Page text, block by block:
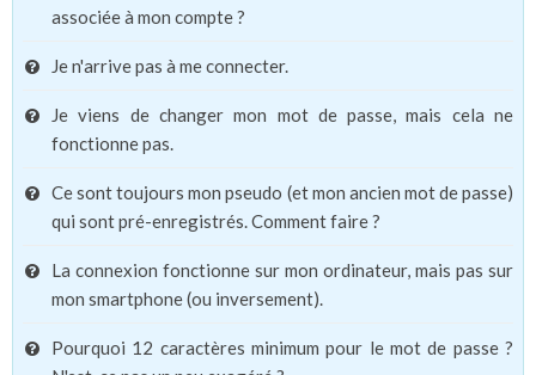
associée à mon compte ?
Je n'arrive pas à me connecter.
Je viens de changer mon mot de passe, mais cela ne
fonctionne pas.
Ce sont toujours mon pseudo (et mon ancien mot de passe)
qui sont pré-enregistrés. Comment faire ?
La connexion fonctionne sur mon ordinateur, mais pas sur
mon smartphone (ou inversement).
Pourquoi 12 caractères minimum pour le mot de passe ?